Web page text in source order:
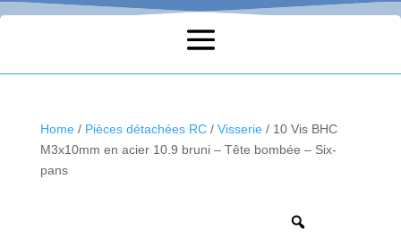
Home/ Pièces détachées RC/ Visserie/ 10 Vis BHC
M3x10mm en acier 10.9 bruni – Tête bombée – Six-
pans